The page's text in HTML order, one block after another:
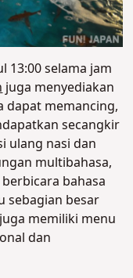
13:00 selama jam
juga menyediakan
dapat memancing,
secangkir
ulang nasi dan
multibahasa,
bahasa
sebagian besar
memiliki menu
dan